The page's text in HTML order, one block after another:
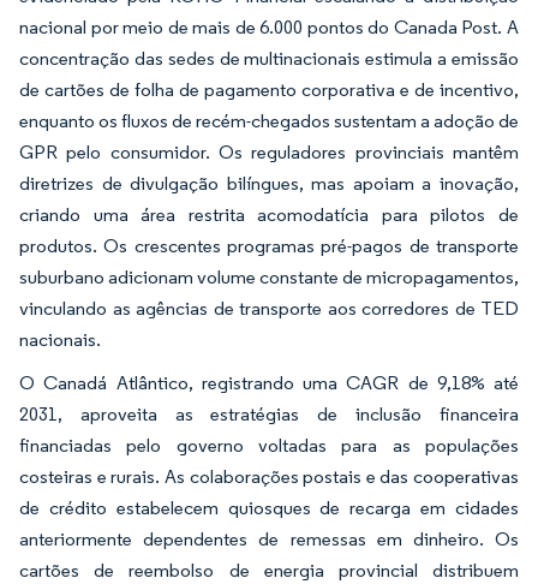
nacional por meio de mais de 6.000 pontos do Canada Post. A
concentração das sedes de multinacionais estimula a emissão
de cartões de folha de pagamento corporativa e de incentivo,
enquanto os fluxos de recém-chegados sustentam a adoção de
GPR pelo consumidor. Os reguladores provinciais mantêm
diretrizes de divulgação bilíngues, mas apoiam a inovação,
criando uma área restrita acomodatícia para pilotos de
produtos. Os crescentes programas pré-pagos de transporte
suburbano adicionam volume constante de micropagamentos,
vinculando as agências de transporte aos corredores de TED
nacionais.
O Canadá Atlântico, registrando uma CAGR de 9,18% até
2031, aproveita as estratégias de inclusão financeira
financiadas pelo governo voltadas para as populações
costeiras e rurais. As colaborações postais e das cooperativas
de crédito estabelecem quiosques de recarga em cidades
anteriormente dependentes de remessas em dinheiro. Os
cartões de reembolso de energia provincial distribuem